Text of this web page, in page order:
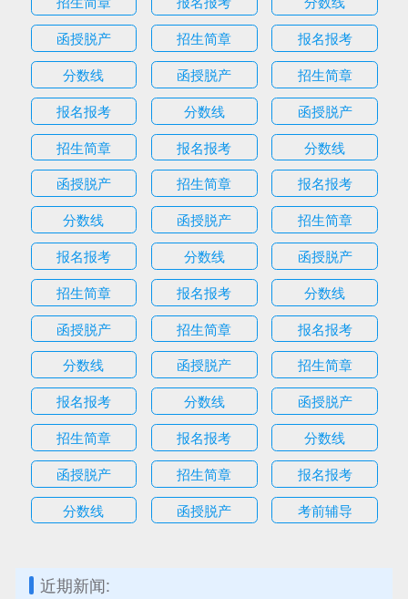
函授脱产
招生简章
报名报考
分数线
函授脱产
招生简章
报名报考
分数线
函授脱产
招生简章
报名报考
分数线
函授脱产
招生简章
报名报考
分数线
函授脱产
招生简章
报名报考
分数线
函授脱产
招生简章
报名报考
分数线
函授脱产
招生简章
报名报考
分数线
函授脱产
招生简章
报名报考
分数线
函授脱产
招生简章
报名报考
分数线
函授脱产
招生简章
报名报考
分数线
函授脱产 考前辅导
近期新闻: